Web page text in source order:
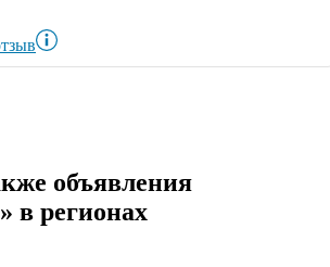
объявления
в регионах